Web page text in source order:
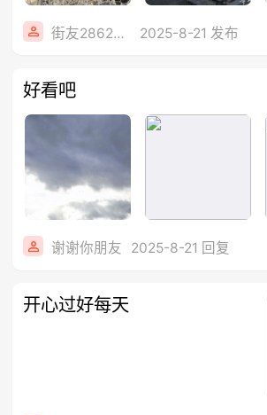
街友28626836 2025-8-21 发布
好看吧
谢谢你朋友 2025-8-21 回复
开心过好每天￼